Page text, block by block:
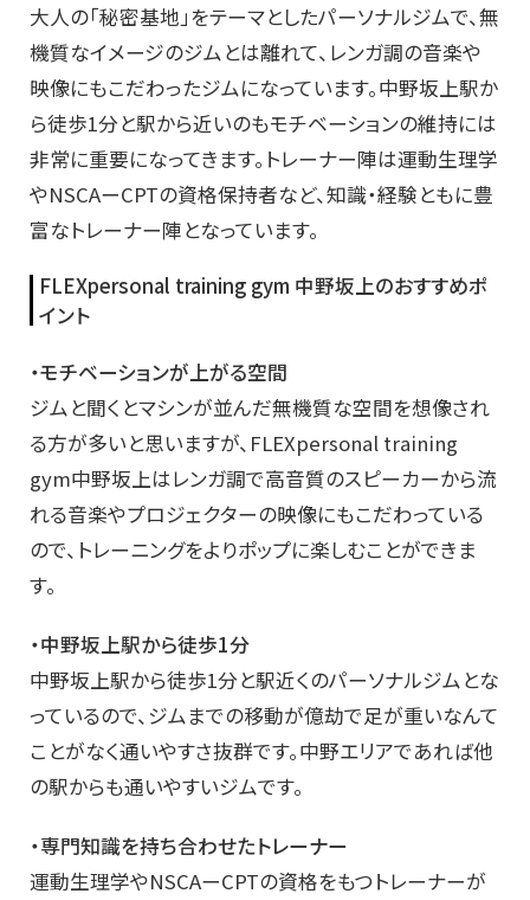
大人の「秘密基地」をテーマとしたパーソナルジムで、無
機質なイメージのジムとは離れて、レンガ調の音楽や
映像にもこだわったジムになっています。中野坂上駅か
ら徒歩1分と駅から近いのもモチベーションの維持には
非常に重要になってきます。トレーナー陣は運動生理学
やNSCAーCPTの資格保持者など、知識・経験ともに豊
富なトレーナー陣となっています。
FLEXpersonal training gym 中野坂上のおすすめポ
イント
・モチベーションが上がる空間
ジムと聞くとマシンが並んだ無機質な空間を想像され
る方が多いと思いますが、FLEXpersonal training
gym中野坂上はレンガ調で高音質のスピーカーから流
れる音楽やプロジェクターの映像にもこだわっている
ので、トレーニングをよりポップに楽しむことができま
す。
・中野坂上駅から徒歩1分
中野坂上駅から徒歩1分と駅近くのパーソナルジムとな
っているので、ジムまでの移動が億劫で足が重いなんて
ことがなく通いやすさ抜群です。中野エリアであれば他
の駅からも通いやすいジムです。
・専門知識を持ち合わせたトレーナー
運動生理学やNSCAーCPTの資格をもつトレーナーが